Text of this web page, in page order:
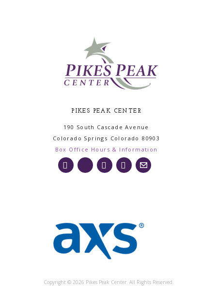
PIKES PEAK CENTER
190 South Cascade Avenue
Colorado Springs Colorado 80903
Box Office Hours & Information
Copyright © 2026 Pikes Peak Center. All Rights Reserved.